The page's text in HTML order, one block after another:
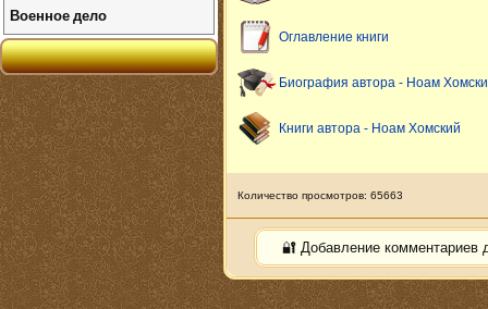
Оглавление книги
Биография автора - Ноам
Книги автора - Ноам Хомский
Количество просмотров: 65663
🔐 Добавление комментариев
Военное дело